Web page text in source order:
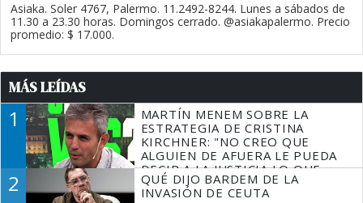
Asiaka. Soler 4767, Palermo. 11.2492-8244. Lunes a sábados de
11.30 a 23.30 horas. Domingos cerrado. @asiakapalermo. Precio
promedio: $ 17.000.
MÁS LEÍDAS
1
MARTÍN MENEM SOBRE LA
ESTRATEGIA DE CRISTINA
KIRCHNER: "NO CREO QUE
ALGUIEN DE AFUERA LE PUEDA
DECIR A LA JUSTICIA LO QUE
TIENE QUE HACER"
2
QUÉ DIJO BARDEM DE LA
INVASIÓN DE CEUTA